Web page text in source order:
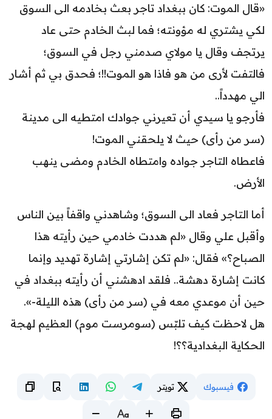
«قال الموت: كان ببغداد تاجر بعث بخادمه الى السوق
لكي يشتري له مؤونته؛ فما لبث الخادم حتى عاد
يرتجف وقال يا مولاي صدمني رجل في السوق؛
فالتفت لأرى من هو فاذا هو الموت!!؛ فحدق بي ثم أشار
الي مهدداً..
فأرجو يا سيدي أن تعيرني جوادك امتطيه الى مدينة
(سر من رأى) حيث لا يلحقني الموت!
فاعطاه التاجر جواده وامتطاه الخادم ومضى ينهب
الأرض.
أما التاجر فعاد الى السوق؛ وشاهدني واقفاً بين الناس
وأقبل علي وقال «لم هددت خادمي حين رأيته هذا
الصباح؟» فقال: «لم تكن إشارتي إشارة تهديد وإنما
كانت إشارة دهشة.. فلقد ادهشني أن رأيته ببغداد في
حين أن موعدي معه في (سر من رأى) هذه الليلة-».
هل لاحظت كيف تلبّس (سومرست موم) العظيم لهجة
الحكاية البغدادية؟؟!
فيسبوك تويتر